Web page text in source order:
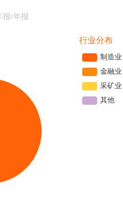
报/年报
行业分布